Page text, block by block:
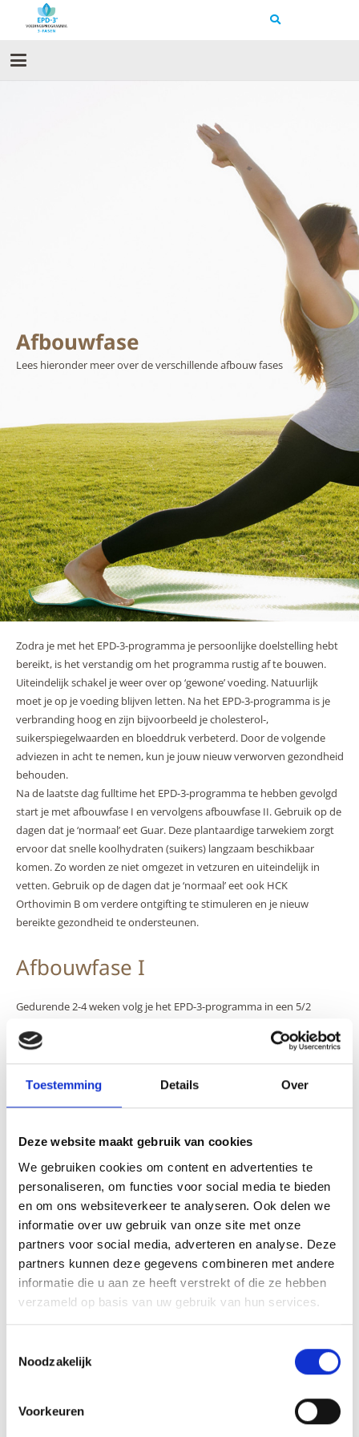
Toestemming Details Over
Deze website maakt gebruik van cookies
We gebruiken cookies om content en advertenties te
personaliseren, om functies voor social media te bieden
en om ons websiteverkeer te analyseren. Ook delen we
informatie over uw gebruik van onze site met onze
partners voor social media, adverteren en analyse. Deze
partners kunnen deze gegevens combineren met andere
informatie die u aan ze heeft verstrekt of die ze hebben
verzameld op basis van uw gebruik van hun services.
Noodzakelijk
Voorkeuren
Afbouwfase
Lees hieronder meer over de verschillende afbouw fases
Zodra je met het EPD-3-programma je persoonlijke doelstelling hebt
bereikt, is het verstandig om het programma rustig af te bouwen.
Uiteindelijk schakel je weer over op ‘gewone’ voeding. Natuurlijk
moet je op je voeding blijven letten. Na het EPD-3-programma is je
verbranding hoog en zijn bijvoorbeeld je cholesterol-,
suikerspiegelwaarden en bloeddruk verbeterd. Door de volgende
adviezen in acht te nemen, kun je jouw nieuw verworven gezondheid
behouden.
Na de laatste dag fulltime het EPD-3-programma te hebben gevolgd
start je met afbouwfase I en vervolgens afbouwfase II. Gebruik op de
dagen dat je ‘normaal’ eet Guar. Deze plantaardige tarwekiem zorgt
ervoor dat snelle koolhydraten (suikers) langzaam beschikbaar
komen. Zo worden ze niet omgezet in vetzuren en uiteindelijk in
vetten. Gebruik op de dagen dat je ‘normaal’ eet ook HCK
Orthovimin B om verdere ontgifting te stimuleren en je nieuw
bereikte gezondheid te ondersteunen.
Afbouwfase I
Gedurende 2-4 weken volg je het EPD-3-programma in een 5/2
• je eet 5 aaneensluitende dagen EPD-3 (bijvoorbeeld maandag t/m
vrijdag)
• je eet 2 dagen normaal, zie de tips en regels voor normaal eten
dan wanneer je het programma fulltime volgt.
Afbouwfase II
Gedurende 2-8 weken volg je het EPD-3-programma in een 2/5
cyclus: • je eet 2 aaneensluitende dagen EPD-3 (bijvoorbeeld
maandag en dinsdag)
tips en regels voor normaal eten in het instructieboekje.
Gedurende afbouwfase II verlies je geen gewicht, maar stabiliseer je
hebt bereikt te behouden. Tijdens het EPD-3-programma heb je
adipeuse cellen (met depotvet gevulde cellen) leeggemaakt naar pre-